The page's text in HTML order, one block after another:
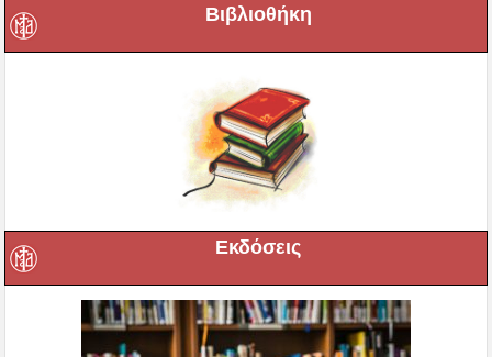
Βιβλιοθήκη
Εκδόσεις